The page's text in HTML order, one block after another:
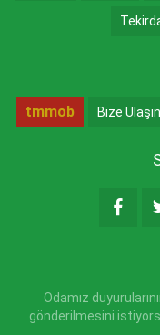
tmmob Bize Ulaşın
Odamız
gönderilmesini